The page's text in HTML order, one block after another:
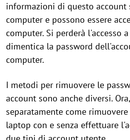
informazioni di questo account
computer e possono essere
computer. Si perderà l'accesso
dimentica la password
computer.
I metodi per rimuovere le
account sono anche diversi.
separatamente come
laptop con e senza effettuare